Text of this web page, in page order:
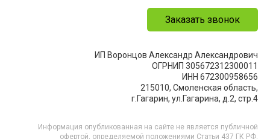
Заказать звонок
ИП Воронцов Александр Александрович
ОГРНИП 305672312300011
ИНН 672300958656
215010, Смоленская область,
г.Гагарин, ул.Гагарина, д.2, стр.4
Информация опубликованная на сайте не является публичной
офертой, определяемой положениями Статьи 437 ГК РФ.